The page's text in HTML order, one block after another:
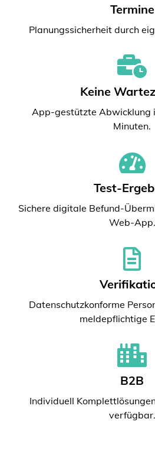
Termine
Planungssicherheit durch
Keine
App-gestützte Abwicklung
Minuten.
Test-
Sichere digitale Befund-
Web-App.
Datenschutzkonforme
meldepflichtige
B2B
Individuell
verfügbar.